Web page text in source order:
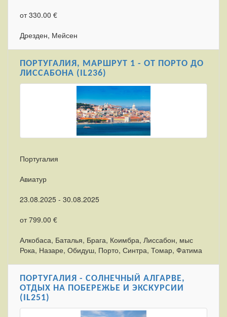
от 330.00 €
Дрезден, Мейсен
ПОРТУГАЛИЯ, МАРШРУТ 1 - ОТ ПОРТО ДО
ЛИССАБОНА (IL236)
Португалия
Авиатур
23.08.2025 - 30.08.2025
от 799.00 €
Алкобаса, Баталья, Брага, Коимбра, Лиссабон, мыс
Рока, Назаре, Обидуш, Порто, Синтра, Томар, Фатима
ПОРТУГАЛИЯ - СОЛНЕЧНЫЙ АЛГАРВЕ,
ОТДЫХ НА ПОБЕРЕЖЬЕ И ЭКСКУРСИИ
(IL251)